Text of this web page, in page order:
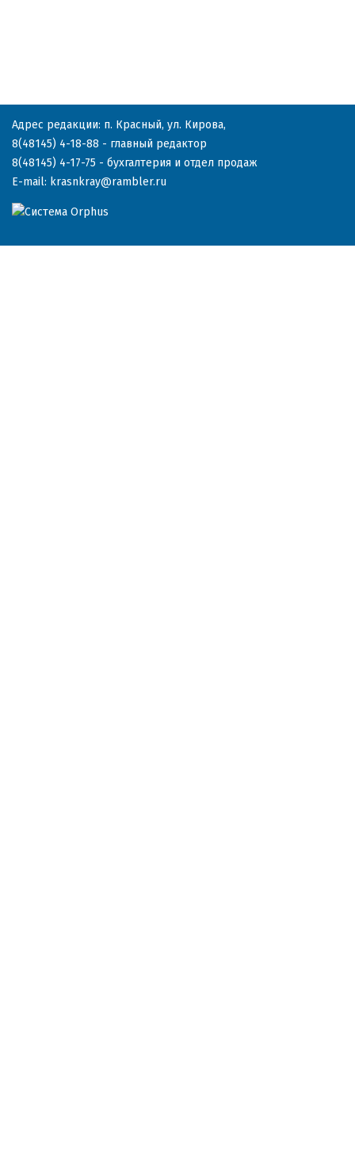
Адрес редакции: п. Красный, ул. Кирова,
8(48145) 4-18-88 - главный редактор
8(48145) 4-17-75 - бухгалтерия и отдел продаж
E-mail: krasnkray@rambler.ru